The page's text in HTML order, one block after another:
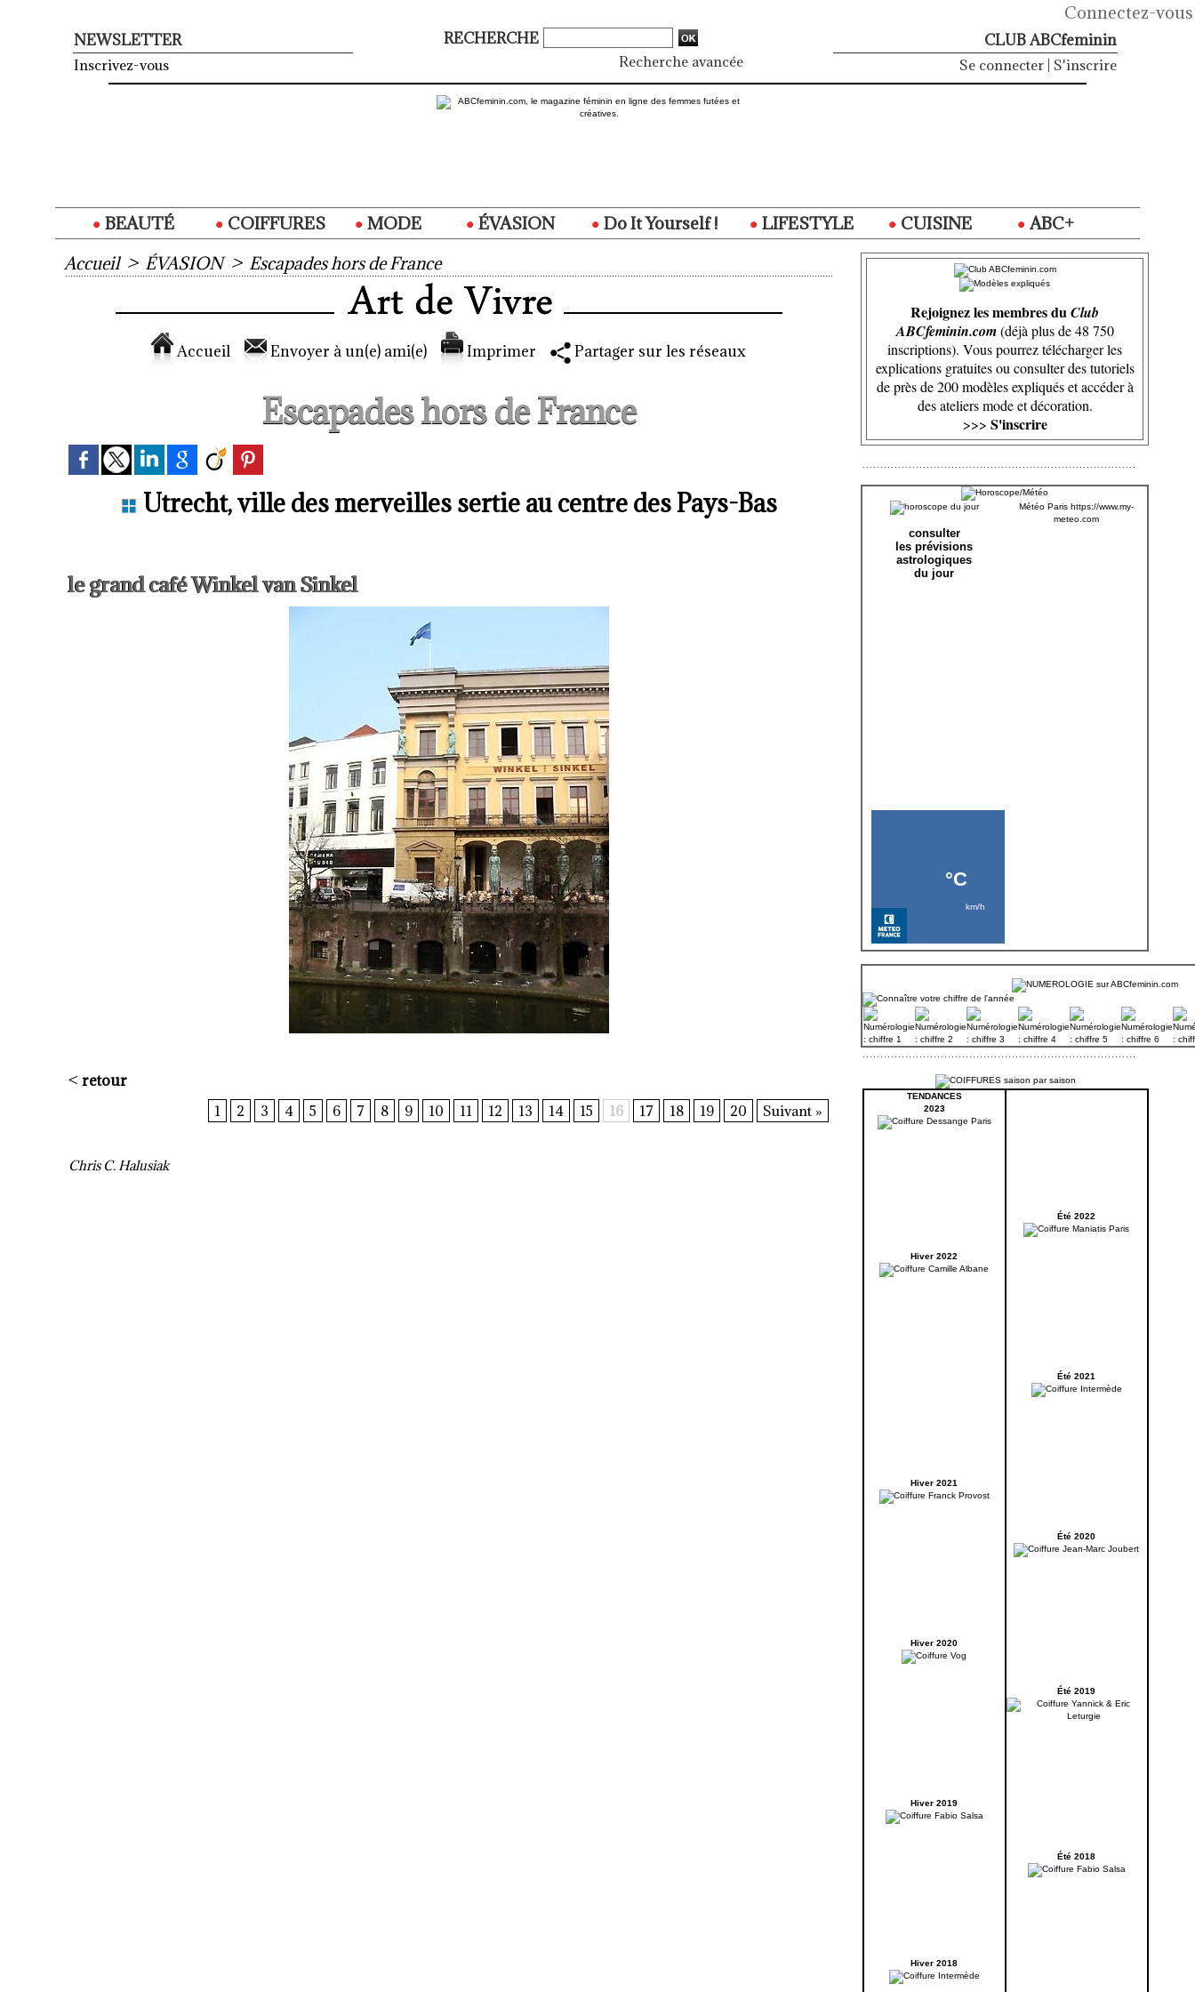
Connectez-vous
NEWSLETTER
Inscrivez-vous
RECHERCHE
Recherche avancée
CLUB ABCfeminin
Se connecter S'inscrire
BEAUTÉ COIFFURES MODE ÉVASION Do It Yourself ! LIFESTYLE CUISINE
ABC+
Accueil > ÉVASION > Escapades hors de France
Accueil Envoyer à un(e) ami(e) Imprimer Partager sur les réseaux
Escapades hors de France
Utrecht, ville des merveilles sertie au centre des Pays-Bas
le grand café Winkel van Sinkel
< retour
1 2 3 4 5 6 7 8 9 10 11 12 13 14 15 16 17 18 19 20 Suivant »
Chris C. Halusiak
Rejoignez les membres duClub
ABCfeminin.com(déjà plus de 48 750
inscriptions). Vous pourrez télécharger les
explications gratuites ou consulter des tutoriels
de près de 200 modèles expliqués et accéder à
des ateliers mode et décoration.
>>> S'inscrire
consulter
les prévisions
astrologiques
du jour
Météo Paris https://www.my-
meteo.com
TENDANCES
2023
Hiver 2022
Hiver 2021
Hiver 2020
Hiver 2019
Hiver 2018
Été 2022
Été 2021
Été 2020
Été 2019
Été 2018